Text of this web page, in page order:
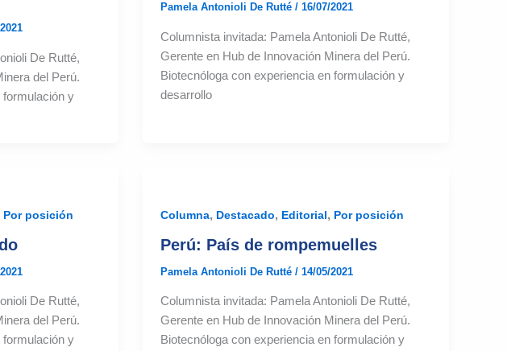
De Rutté,
del Perú.
formulación y
Pamela Antonioli De Rutté/16/07/2021
Columnista invitada: Pamela Antonioli De Rutté,
Gerente en Hub de Innovación Minera del Perú.
Biotecnóloga con experiencia en formulación y
desarrollo
Por posición
De Rutté,
del Perú.
formulación y
Columna, Destacado, Editorial, Por posición
Perú: País de rompemuelles
Pamela Antonioli De Rutté/14/05/2021
Columnista invitada: Pamela Antonioli De Rutté,
Gerente en Hub de Innovación Minera del Perú.
Biotecnóloga con experiencia en formulación y